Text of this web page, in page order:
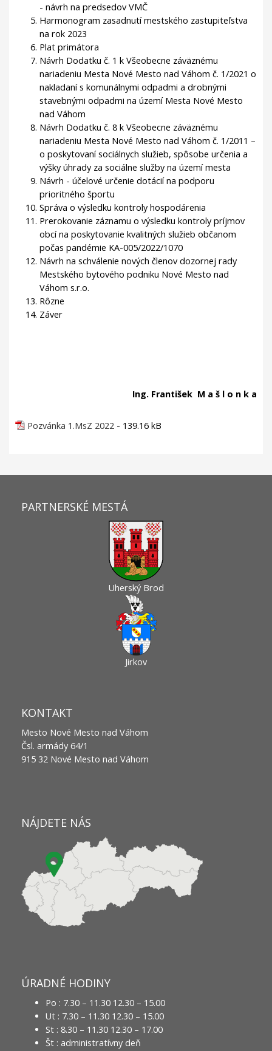
- návrh na predsedov VMČ
Harmonogram zasadnutí mestského zastupiteľstva
na rok 2023
Plat primátora
Návrh Dodatku č. 1 k Všeobecne záväznému
nariadeniu Mesta Nové Mesto nad Váhom č. 1/2021 o
nakladaní s komunálnymi odpadmi a drobnými
stavebnými odpadmi na území Mesta Nové Mesto
nad Váhom
Návrh Dodatku č. 8 k Všeobecne záväznému
nariadeniu Mesta Nové Mesto nad Váhom č. 1/2011 –
o poskytovaní sociálnych služieb, spôsobe určenia a
výšky úhrady za sociálne služby na území mesta
Návrh - účelové určenie dotácií na podporu
prioritného športu
Správa o výsledku kontroly hospodárenia
Prerokovanie záznamu o výsledku kontroly príjmov
obcí na poskytovanie kvalitných služieb občanom
počas pandémie KA-005/2022/1070
Návrh na schválenie nových členov dozornej rady
Mestského bytového podniku Nové Mesto nad
Váhom s.r.o.
Rôzne
Záver
Ing. František M a š l o n k a
Pozvánka 1.MsZ 2022 - 139.16 kB
PARTNERSKÉ MESTÁ
Uherský Brod
Jirkov
KONTAKT
Mesto Nové Mesto nad Váhom
Čsl. armády 64/1
915 32 Nové Mesto nad Váhom
NÁJDETE NÁS
ÚRADNÉ HODINY
Po : 7.30 – 11.30 12.30 – 15.00
Ut : 7.30 – 11.30 12.30 – 15.00
St : 8.30 – 11.30 12.30 – 17.00
Št : administratívny deň